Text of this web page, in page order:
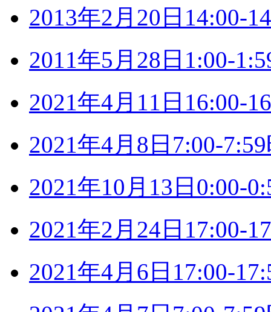
2013年2月20日14:00-
2011年5月28日1:00-
2021年4月11日16:00-
2021年4月8日7:00-
2021年10月13日0:00-
2021年2月24日17:00-
2021年4月6日17:00-